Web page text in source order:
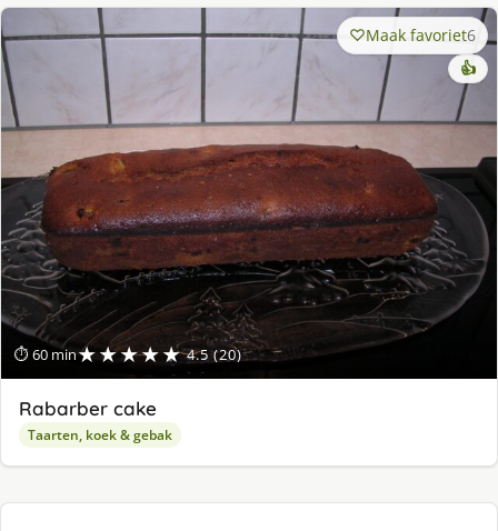
⏱ 60 min★★★★★ 4.5 (20)
Maak favoriet6
👍
Rabarber cake
Taarten, koek & gebak